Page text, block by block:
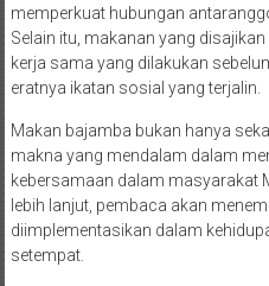
memperkuat hubungan
Selain itu, makanan yang
kerja sama yang dilakukan
eratnya ikatan sosial yang terjalin.
Makan bajamba bukan hanya
makna yang mendalam dalam
kebersamaan dalam masyarakat
lebih lanjut, pembaca akan
diimplementasikan dalam
setempat.